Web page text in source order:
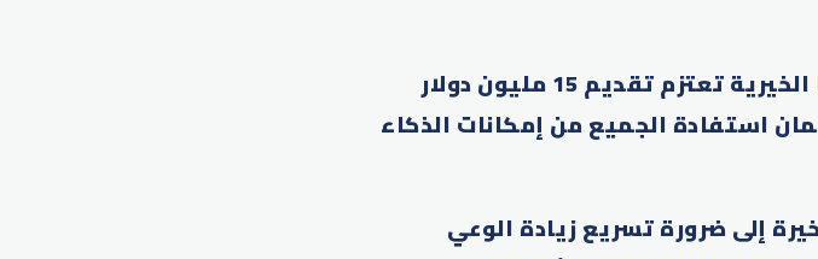
وأعلنت جوجل خلال الفعالية أيضاً أن ذراعها الخيرية تعتزم تقديم 15 مليون دولار
العام الجاري ونهاية 2027 ، لضمان استفادة الجميع من إمكانات الذكاء
إلى ضرورة تسريع زيادة الوعي